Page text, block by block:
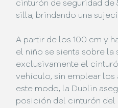
cinturón de seguridad de
silla, brindando una
A partir de los 100 cm y
el niño se sienta sobre la
exclusivamente el
vehículo, sin emplear los
este modo, la Dublin
posición del cinturón del